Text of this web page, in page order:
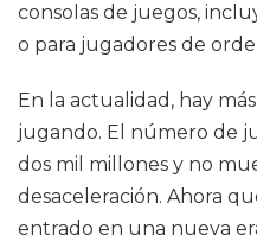
consolas de juegos,
o para jugadores de
En la actualidad, hay
jugando. El número de
dos mil millones y no
desaceleración. Ahora
entrado en una nueva